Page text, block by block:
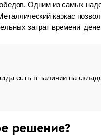
Одним из самых
каркас
затрат времени,
есть в наличии на
решение?